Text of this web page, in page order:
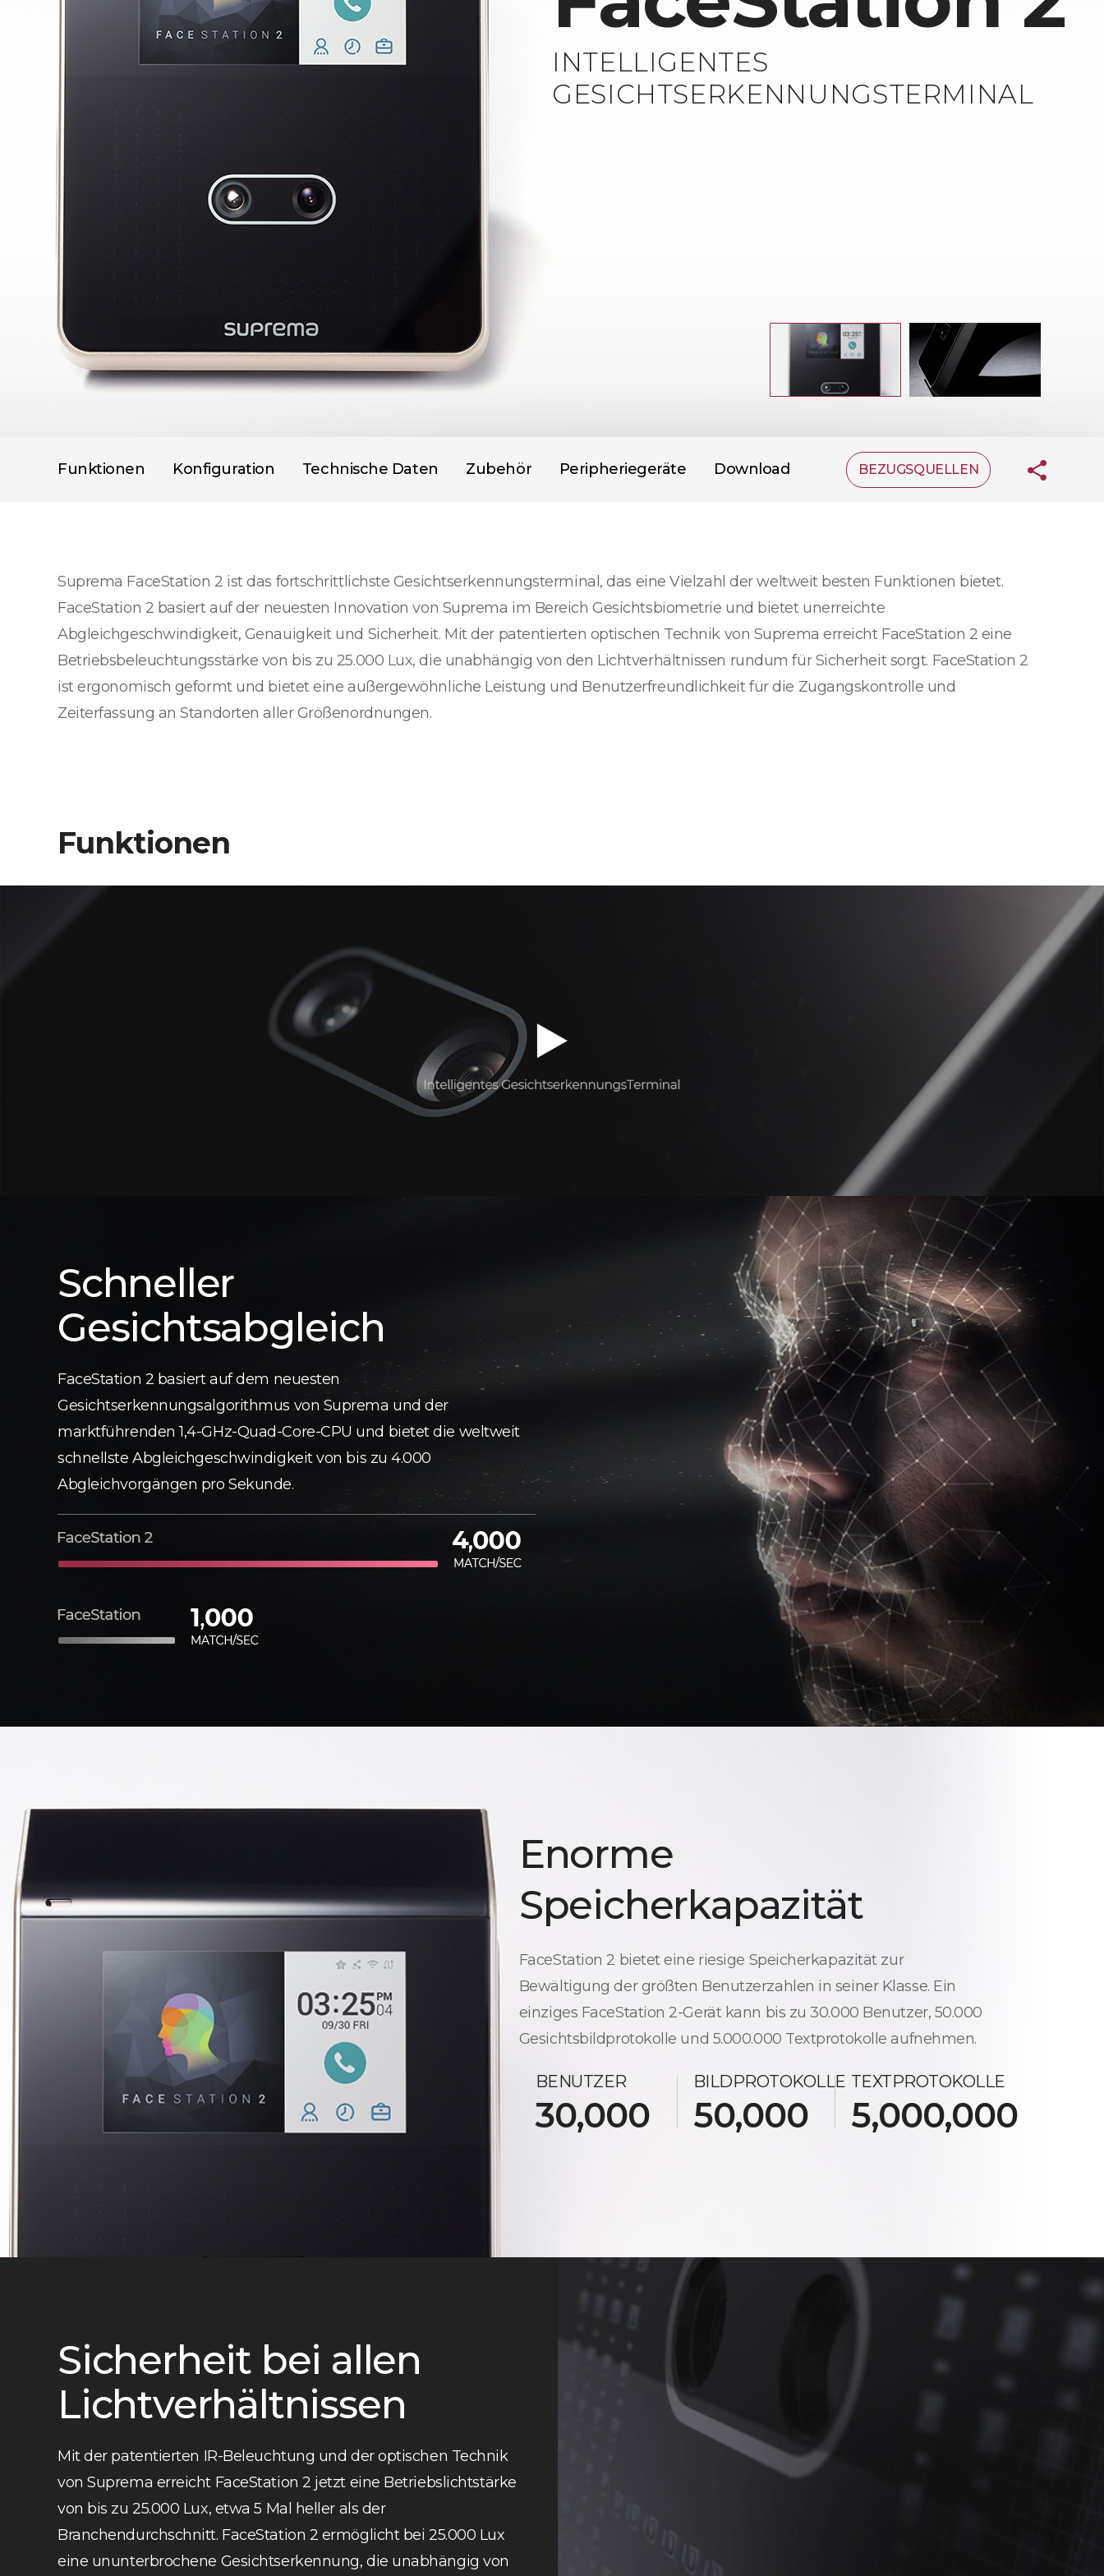
INTELLIGENTES
GESICHTSERKENNUNGSTERMINAL
Funktionen Konfiguration Technische Daten Zubehör Peripheriegeräte Download BEZUGSQUELLEN
Suprema FaceStation 2 ist das fortschrittlichste Gesichtserkennungsterminal, das eine Vielzahl der weltweit besten Funktionen bietet.
FaceStation 2 basiert auf der neuesten Innovation von Suprema im Bereich Gesichtsbiometrie und bietet unerreichte
Abgleichgeschwindigkeit, Genauigkeit und Sicherheit. Mit der patentierten optischen Technik von Suprema erreicht FaceStation 2 eine
Betriebsbeleuchtungsstärke von bis zu 25.000 Lux, die unabhängig von den Lichtverhältnissen rundum für Sicherheit sorgt. FaceStation 2
ist ergonomisch geformt und bietet eine außergewöhnliche Leistung und Benutzerfreundlichkeit für die Zugangskontrolle und
Zeiterfassung an Standorten aller Größenordnungen.
Funktionen
Schneller
Gesichtsabgleich
FaceStation 2 basiert auf dem neuesten
Gesichtserkennungsalgorithmus von Suprema und der
marktführenden 1,4-GHz-Quad-Core-CPU und bietet die weltweit
schnellste Abgleichgeschwindigkeit von bis zu 4.000
Abgleichvorgängen pro Sekunde.
Enorme
Speicherkapazität
FaceStation 2 bietet eine riesige Speicherkapazität zur
Bewältigung der größten Benutzerzahlen in seiner Klasse. Ein
einziges FaceStation 2-Gerät kann bis zu 30.000 Benutzer, 50.000
Gesichtsbildprotokolle und 5.000.000 Textprotokolle aufnehmen.
BENUTZER
30,000
BILDPROTOKOLLE
50,000
TEXTPROTOKOLLE
5,000,000
Sicherheit bei allen
Lichtverhältnissen
Mit der patentierten IR-Beleuchtung und der optischen Technik
von Suprema erreicht FaceStation 2 jetzt eine Betriebslichtstärke
von bis zu 25.000 Lux, etwa 5 Mal heller als der
Branchendurchschnitt. FaceStation 2 ermöglicht bei 25.000 Lux
eine ununterbrochene Gesichtserkennung, die unabhängig von